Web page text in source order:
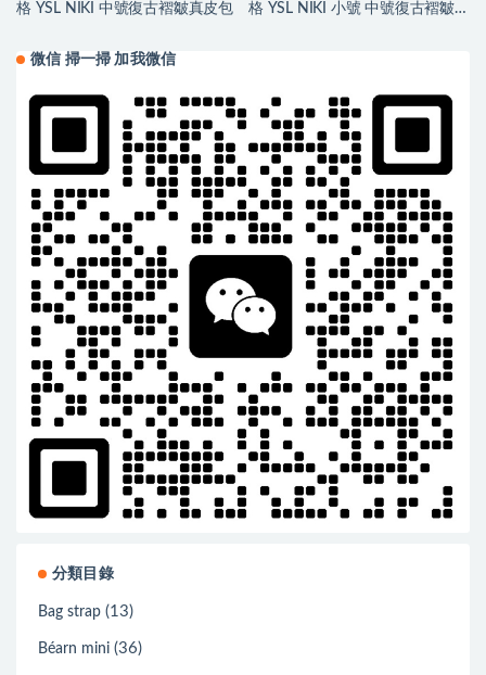
格 YSL NIKI 中號復古褶皺真皮包
格 YSL NIKI 小號 中號復古褶皺真
微信 掃一掃 加我微信
分類目錄
Bag strap (13)
Béarn mini (36)